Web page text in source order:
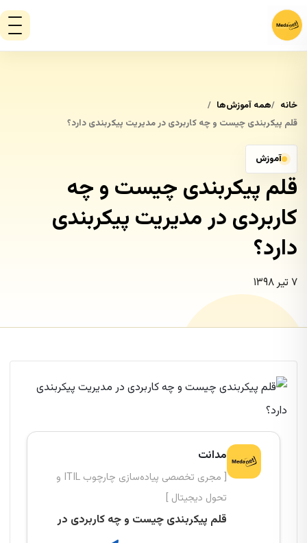
خانه
همه آموزش‌ها
قلم پیکربندی چیست و چه کاربردی در مدیریت پیکربندی دارد؟
آموزش
قلم پیکربندی چیست و چه
کاربردی در مدیریت پیکربندی
دارد؟
۷ تیر ۱۳۹۸
مدانت
[ مجری تخصصی پیاده‌سازی چارچوب ITIL و
تحول دیجیتال ]
قلم پیکربندی چیست و چه کاربردی در